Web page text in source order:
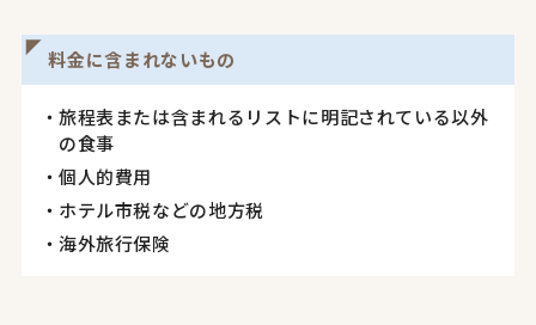
料金に含まれないもの
旅程表または含まれるリストに明記されている以外
の食事
個人的費用
ホテル市税などの地方税
海外旅行保険